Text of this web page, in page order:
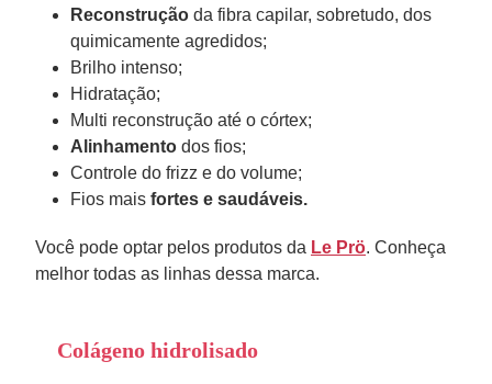
Reconstrução da fibra capilar, sobretudo, dos
quimicamente agredidos;
Brilho intenso;
Hidratação;
Multi reconstrução até o córtex;
Alinhamento dos fios;
Controle do frizz e do volume;
Fios mais fortes e saudáveis.
Você pode optar pelos produtos da Le Prö. Conheça
melhor todas as linhas dessa marca.
Colágeno hidrolisado